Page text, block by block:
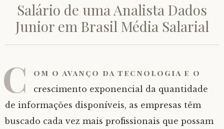
Salário de uma Analista Dados
Junior em Brasil Média Salarial
C om o avanço da tecnologia e o
crescimento exponencial da quantidade
de informações disponíveis, as empresas têm
buscado cada vez mais profissionais que possam